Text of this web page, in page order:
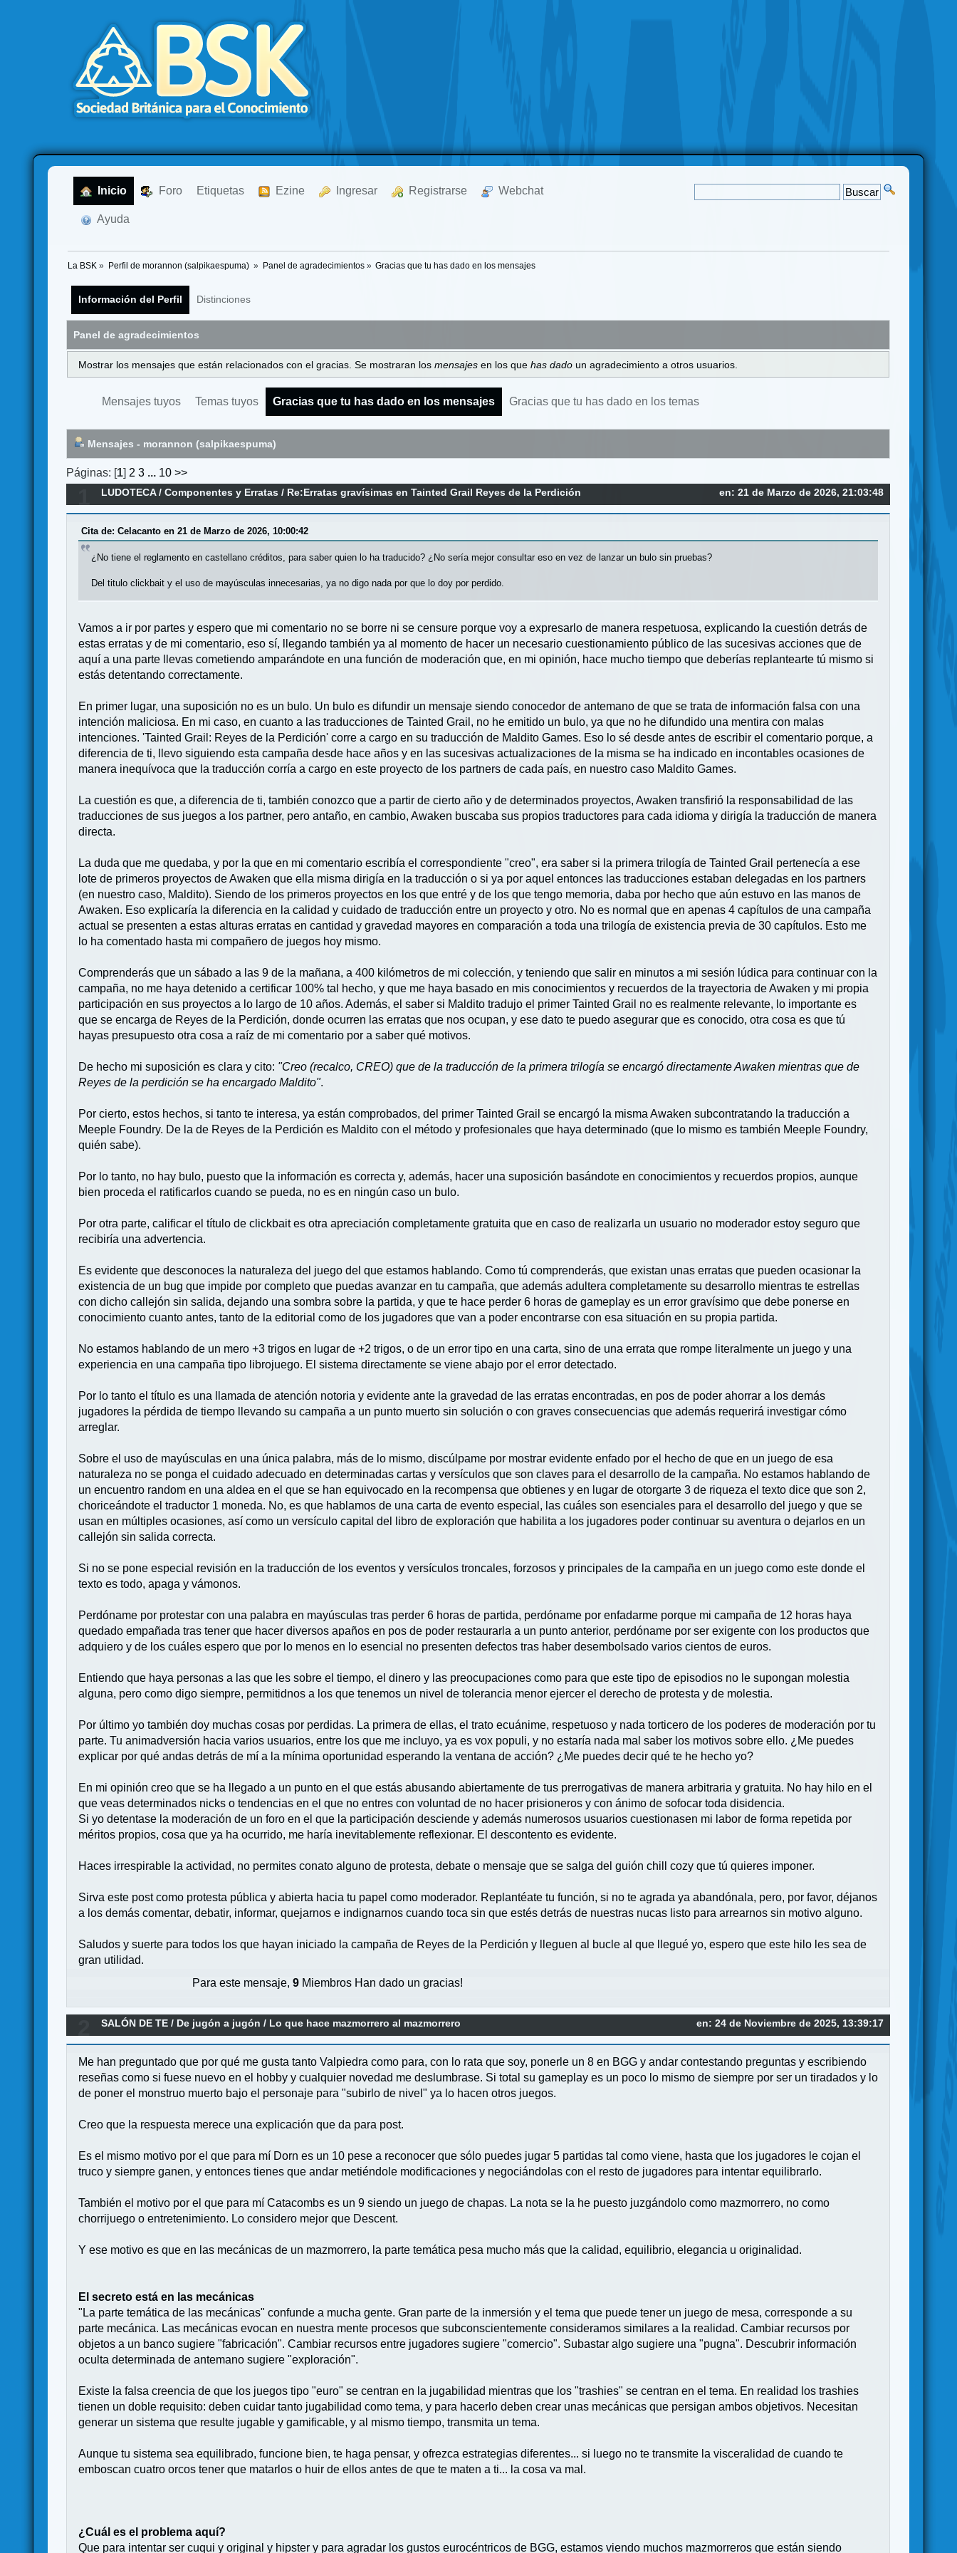
Inicio Foro Etiquetas Ezine Ingresar Registrarse Webchat
Ayuda
La BSK » Perfil de morannon (salpikaespuma) » Panel de agradecimientos» Gracias que tu has dado en los mensajes
Información del Perfil Distinciones
Panel de agradecimientos
Mostrar los mensajes que están relacionados con el gracias. Se mostraran los mensajes en los que has dado un agradecimiento a otros usuarios.
Mensajes tuyos Temas tuyos Gracias que tu has dado en los mensajes Gracias que tu has dado en los temas
Mensajes - morannon (salpikaespuma)
Páginas: [1] 2 3 ... 10 >>
en: 21 de Marzo de 2026, 21:03:48
LUDOTECA/Componentes y Erratas / Re:Erratas gravísimas en Tainted Grail Reyes de la Perdición
Cita de: Celacanto en 21 de Marzo de 2026, 10:00:42
¿No tiene el reglamento en castellano créditos, para saber quien lo ha traducido? ¿No sería mejor consultar eso en vez de lanzar un bulo sin pruebas?
Del titulo clickbait y el uso de mayúsculas innecesarias, ya no digo nada por que lo doy por perdido.
Vamos a ir por partes y espero que mi comentario no se borre ni se censure porque voy a expresarlo de manera respetuosa, explicando la cuestión detrás de
estas erratas y de mi comentario, eso sí, llegando también ya al momento de hacer un necesario cuestionamiento público de las sucesivas acciones que de
aquí a una parte llevas cometiendo amparándote en una función de moderación que, en mi opinión, hace mucho tiempo que deberías replantearte tú mismo si
estás detentando correctamente.
En primer lugar, una suposición no es un bulo. Un bulo es difundir un mensaje siendo conocedor de antemano de que se trata de información falsa con una
intención maliciosa. En mi caso, en cuanto a las traducciones de Tainted Grail, no he emitido un bulo, ya que no he difundido una mentira con malas
intenciones. 'Tainted Grail: Reyes de la Perdición' corre a cargo en su traducción de Maldito Games. Eso lo sé desde antes de escribir el comentario porque, a
diferencia de ti, llevo siguiendo esta campaña desde hace años y en las sucesivas actualizaciones de la misma se ha indicado en incontables ocasiones de
manera inequívoca que la traducción corría a cargo en este proyecto de los partners de cada país, en nuestro caso Maldito Games.
La cuestión es que, a diferencia de ti, también conozco que a partir de cierto año y de determinados proyectos, Awaken transfirió la responsabilidad de las
traducciones de sus juegos a los partner, pero antaño, en cambio, Awaken buscaba sus propios traductores para cada idioma y dirigía la traducción de manera
directa.
La duda que me quedaba, y por la que en mi comentario escribía el correspondiente "creo", era saber si la primera trilogía de Tainted Grail pertenecía a ese
lote de primeros proyectos de Awaken que ella misma dirigía en la traducción o si ya por aquel entonces las traducciones estaban delegadas en los partners
(en nuestro caso, Maldito). Siendo de los primeros proyectos en los que entré y de los que tengo memoria, daba por hecho que aún estuvo en las manos de
Awaken. Eso explicaría la diferencia en la calidad y cuidado de traducción entre un proyecto y otro. No es normal que en apenas 4 capítulos de una campaña
actual se presenten a estas alturas erratas en cantidad y gravedad mayores en comparación a toda una trilogía de existencia previa de 30 capítulos. Esto me
lo ha comentado hasta mi compañero de juegos hoy mismo.
Comprenderás que un sábado a las 9 de la mañana, a 400 kilómetros de mi colección, y teniendo que salir en minutos a mi sesión lúdica para continuar con la
campaña, no me haya detenido a certificar 100% tal hecho, y que me haya basado en mis conocimientos y recuerdos de la trayectoria de Awaken y mi propia
participación en sus proyectos a lo largo de 10 años. Además, el saber si Maldito tradujo el primer Tainted Grail no es realmente relevante, lo importante es
que se encarga de Reyes de la Perdición, donde ocurren las erratas que nos ocupan, y ese dato te puedo asegurar que es conocido, otra cosa es que tú
hayas presupuesto otra cosa a raíz de mi comentario por a saber qué motivos.
De hecho mi suposición es clara y cito: "Creo (recalco, CREO) que de la traducción de la primera trilogía se encargó directamente Awaken mientras que de
Reyes de la perdición se ha encargado Maldito".
Por cierto, estos hechos, si tanto te interesa, ya están comprobados, del primer Tainted Grail se encargó la misma Awaken subcontratando la traducción a
Meeple Foundry. De la de Reyes de la Perdición es Maldito con el método y profesionales que haya determinado (que lo mismo es también Meeple Foundry,
quién sabe).
Por lo tanto, no hay bulo, puesto que la información es correcta y, además, hacer una suposición basándote en conocimientos y recuerdos propios, aunque
bien proceda el ratificarlos cuando se pueda, no es en ningún caso un bulo.
Por otra parte, calificar el título de clickbait es otra apreciación completamente gratuita que en caso de realizarla un usuario no moderador estoy seguro que
recibiría una advertencia.
Es evidente que desconoces la naturaleza del juego del que estamos hablando. Como tú comprenderás, que existan unas erratas que pueden ocasionar la
existencia de un bug que impide por completo que puedas avanzar en tu campaña, que además adultera completamente su desarrollo mientras te estrellas
con dicho callejón sin salida, dejando una sombra sobre la partida, y que te hace perder 6 horas de gameplay es un error gravísimo que debe ponerse en
conocimiento cuanto antes, tanto de la editorial como de los jugadores que van a poder encontrarse con esa situación en su propia partida.
No estamos hablando de un mero +3 trigos en lugar de +2 trigos, o de un error tipo en una carta, sino de una errata que rompe literalmente un juego y una
experiencia en una campaña tipo librojuego. El sistema directamente se viene abajo por el error detectado.
Por lo tanto el título es una llamada de atención notoria y evidente ante la gravedad de las erratas encontradas, en pos de poder ahorrar a los demás
jugadores la pérdida de tiempo llevando su campaña a un punto muerto sin solución o con graves consecuencias que además requerirá investigar cómo
arreglar.
Sobre el uso de mayúsculas en una única palabra, más de lo mismo, discúlpame por mostrar evidente enfado por el hecho de que en un juego de esa
naturaleza no se ponga el cuidado adecuado en determinadas cartas y versículos que son claves para el desarrollo de la campaña. No estamos hablando de
un encuentro random en una aldea en el que se han equivocado en la recompensa que obtienes y en lugar de otorgarte 3 de riqueza el texto dice que son 2,
choriceándote el traductor 1 moneda. No, es que hablamos de una carta de evento especial, las cuáles son esenciales para el desarrollo del juego y que se
usan en múltiples ocasiones, así como un versículo capital del libro de exploración que habilita a los jugadores poder continuar su aventura o dejarlos en un
callejón sin salida correcta.
Si no se pone especial revisión en la traducción de los eventos y versículos troncales, forzosos y principales de la campaña en un juego como este donde el
texto es todo, apaga y vámonos.
Perdóname por protestar con una palabra en mayúsculas tras perder 6 horas de partida, perdóname por enfadarme porque mi campaña de 12 horas haya
quedado empañada tras tener que hacer diversos apaños en pos de poder restaurarla a un punto anterior, perdóname por ser exigente con los productos que
adquiero y de los cuáles espero que por lo menos en lo esencial no presenten defectos tras haber desembolsado varios cientos de euros.
Entiendo que haya personas a las que les sobre el tiempo, el dinero y las preocupaciones como para que este tipo de episodios no le supongan molestia
alguna, pero como digo siempre, permitidnos a los que tenemos un nivel de tolerancia menor ejercer el derecho de protesta y de molestia.
Por último yo también doy muchas cosas por perdidas. La primera de ellas, el trato ecuánime, respetuoso y nada torticero de los poderes de moderación por tu
parte. Tu animadversión hacia varios usuarios, entre los que me incluyo, ya es vox populi, y no estaría nada mal saber los motivos sobre ello. ¿Me puedes
explicar por qué andas detrás de mí a la mínima oportunidad esperando la ventana de acción? ¿Me puedes decir qué te he hecho yo?
En mi opinión creo que se ha llegado a un punto en el que estás abusando abiertamente de tus prerrogativas de manera arbitraria y gratuita. No hay hilo en el
que veas determinados nicks o tendencias en el que no entres con voluntad de no hacer prisioneros y con ánimo de sofocar toda disidencia.
Si yo detentase la moderación de un foro en el que la participación desciende y además numerosos usuarios cuestionasen mi labor de forma repetida por
méritos propios, cosa que ya ha ocurrido, me haría inevitablemente reflexionar. El descontento es evidente.
Haces irrespirable la actividad, no permites conato alguno de protesta, debate o mensaje que se salga del guión chill cozy que tú quieres imponer.
Sirva este post como protesta pública y abierta hacia tu papel como moderador. Replantéate tu función, si no te agrada ya abandónala, pero, por favor, déjanos
a los demás comentar, debatir, informar, quejarnos e indignarnos cuando toca sin que estés detrás de nuestras nucas listo para arrearnos sin motivo alguno.
Saludos y suerte para todos los que hayan iniciado la campaña de Reyes de la Perdición y lleguen al bucle al que llegué yo, espero que este hilo les sea de
gran utilidad.
Para este mensaje,9 Miembros Han dado un gracias!
en: 24 de Noviembre de 2025, 13:39:17
SALÓN DE TE / De jugón a jugón / Lo que hace mazmorrero al mazmorrero
Me han preguntado que por qué me gusta tanto Valpiedra como para, con lo rata que soy, ponerle un 8 en BGG y andar contestando preguntas y escribiendo
reseñas como si fuese nuevo en el hobby y cualquier novedad me deslumbrase. Si total su gameplay es un poco lo mismo de siempre por ser un tiradados y lo
de poner el monstruo muerto bajo el personaje para "subirlo de nivel" ya lo hacen otros juegos.
Creo que la respuesta merece una explicación que da para post.
Es el mismo motivo por el que para mí Dorn es un 10 pese a reconocer que sólo puedes jugar 5 partidas tal como viene, hasta que los jugadores le cojan el
truco y siempre ganen, y entonces tienes que andar metiéndole modificaciones y negociándolas con el resto de jugadores para intentar equilibrarlo.
También el motivo por el que para mí Catacombs es un 9 siendo un juego de chapas. La nota se la he puesto juzgándolo como mazmorrero, no como
chorrijuego o entretenimiento. Lo considero mejor que Descent.
Y ese motivo es que en las mecánicas de un mazmorrero, la parte temática pesa mucho más que la calidad, equilibrio, elegancia u originalidad.
El secreto está en las mecánicas
"La parte temática de las mecánicas" confunde a mucha gente. Gran parte de la inmersión y el tema que puede tener un juego de mesa, corresponde a su
parte mecánica. Las mecánicas evocan en nuestra mente procesos que subconscientemente consideramos similares a la realidad. Cambiar recursos por
objetos a un banco sugiere "fabricación". Cambiar recursos entre jugadores sugiere "comercio". Subastar algo sugiere una "pugna". Descubrir información
oculta determinada de antemano sugiere "exploración".
Existe la falsa creencia de que los juegos tipo "euro" se centran en la jugabilidad mientras que los "trashies" se centran en el tema. En realidad los trashies
tienen un doble requisito: deben cuidar tanto jugabilidad como tema, y para hacerlo deben crear unas mecánicas que persigan ambos objetivos. Necesitan
generar un sistema que resulte jugable y gamificable, y al mismo tiempo, transmita un tema.
Aunque tu sistema sea equilibrado, funcione bien, te haga pensar, y ofrezca estrategias diferentes... si luego no te transmite la visceralidad de cuando te
emboscan cuatro orcos tener que matarlos o huir de ellos antes de que te maten a ti... la cosa va mal.
¿Cuál es el problema aquí?
Que para intentar ser cuqui y original y hipster y para agradar los gustos eurocéntricos de BGG, estamos viendo muchos mazmorreros que están siendo